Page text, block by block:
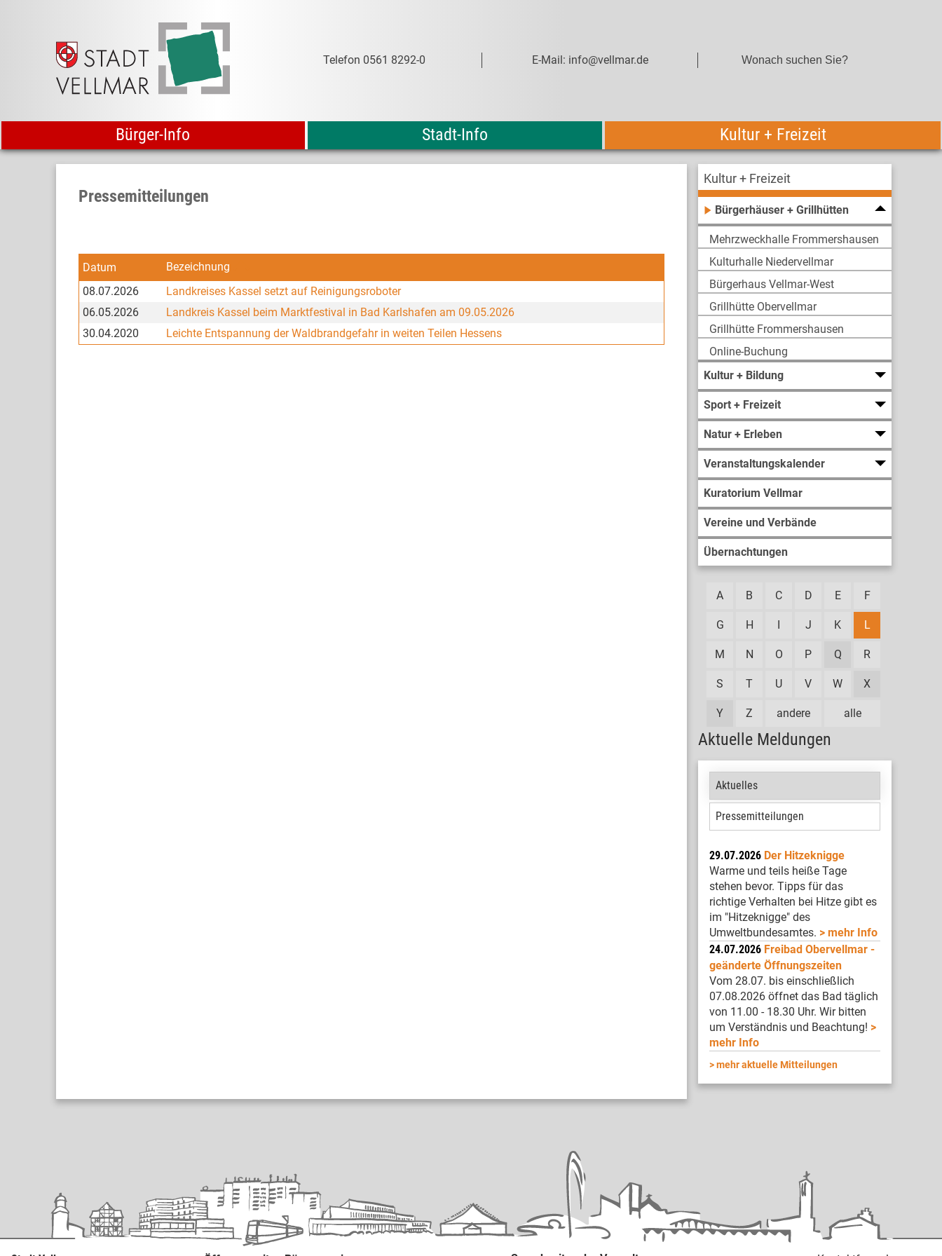
Telefon 0561 8292-0 E-Mail: info@vellmar.de
Bürger-Info Stadt-Info Kultur + Freizeit
Kultur + Freizeit
Bürgerhäuser + Grillhütten
Mehrzweckhalle Frommershausen
Kulturhalle Niedervellmar
Bürgerhaus Vellmar-West
Grillhütte Obervellmar
Grillhütte Frommershausen
Online-Buchung
Kultur + Bildung
Sport + Freizeit
Natur + Erleben
Veranstaltungskalender
Kuratorium Vellmar
Vereine und Verbände
Übernachtungen
alle
A B C D E F
G H J K L
M N O P Q R
S T U V W X
Y Z andere
Aktuelle Meldungen
Aktuelles
Pressemitteilungen
29.07.2026 Der Hitzeknigge
Warme und teils heiße Tage
stehen bevor. Tipps für das
richtige Verhalten bei Hitze gibt es
im "Hitzeknigge" des
Umweltbundesamtes.
mehr Info
24.07.2026 Freibad Obervellmar -
geänderte Öffnungszeiten
Vom 28.07. bis einschließlich
07.08.2026 öffnet das Bad täglich
von 11.00 - 18.30 Uhr. Wir bitten
um Verständnis und Beachtung!
mehr Info
mehr aktuelle Mitteilungen
Pressemitteilungen
Datum
Bezeichnung
08.07.2026
Landkreises Kassel setzt auf Reinigungsroboter
06.05.2026
Landkreis Kassel beim Marktfestival in Bad Karlshafen am 09.05.2026
30.04.2020
Leichte Entspannung der Waldbrandgefahr in weiten Teilen Hessens